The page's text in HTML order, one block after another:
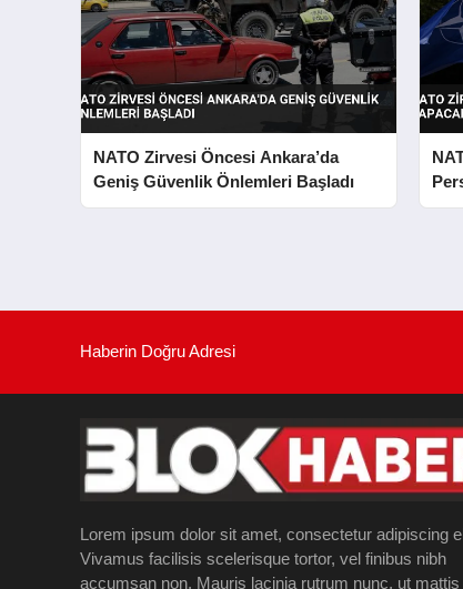
NATO Zirvesi Öncesi Ankara’da
Geniş Güvenlik Önlemleri Başladı
Haberin Doğru Adresi
Lorem ipsum dolor sit amet, consectetur adipiscing
Vivamus facilisis scelerisque tortor, vel finibus nibh
accumsan non. Mauris lacinia rutrum nunc, ut mattis